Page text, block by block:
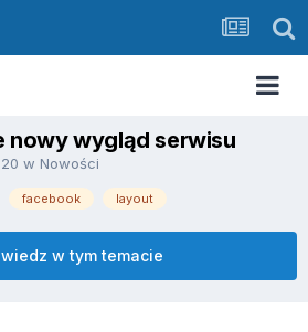
nowy wygląd serwisu
w Nowości
facebook layout
w tym temacie